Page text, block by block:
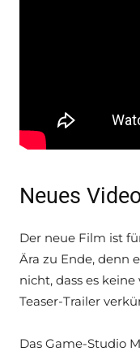
Neues
Der neue Film ist
Ära zu Ende, denn
nicht, dass es
Teaser-Trailer
Das Game-Studio